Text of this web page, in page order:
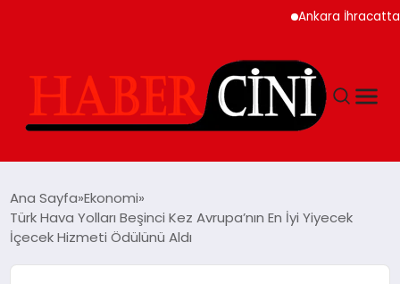
Ankara İhracatta
YAŞAM
Ana Sayfa Ekonomi
Türk Hava Yolları Beşinci Kez Avrupa’nın En İyi Yiyecek
İçecek Hizmeti Ödülünü Aldı